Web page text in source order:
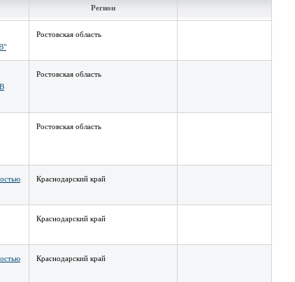
Регион
Ростовская область
Ростовская область
Ростовская область
Краснодарский край
Краснодарский край
Краснодарский край